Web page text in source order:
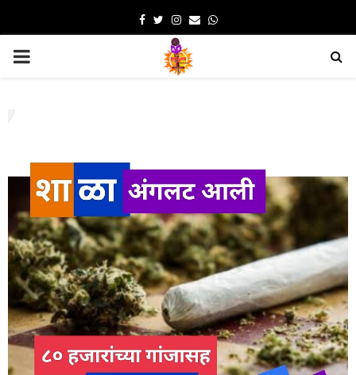
Facebook
TwitterInstagram
EmailWhatsapp
PRIMARY